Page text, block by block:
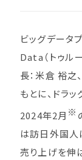
ビッグデータ
Data（トゥル
長：米倉 裕之
もとに、ドラ
2024年2月 ※
は訪日外国人
売り上げを伸